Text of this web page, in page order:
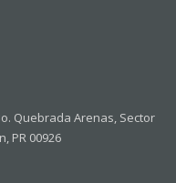
Quebrada Arenas, Sector
PR 00926